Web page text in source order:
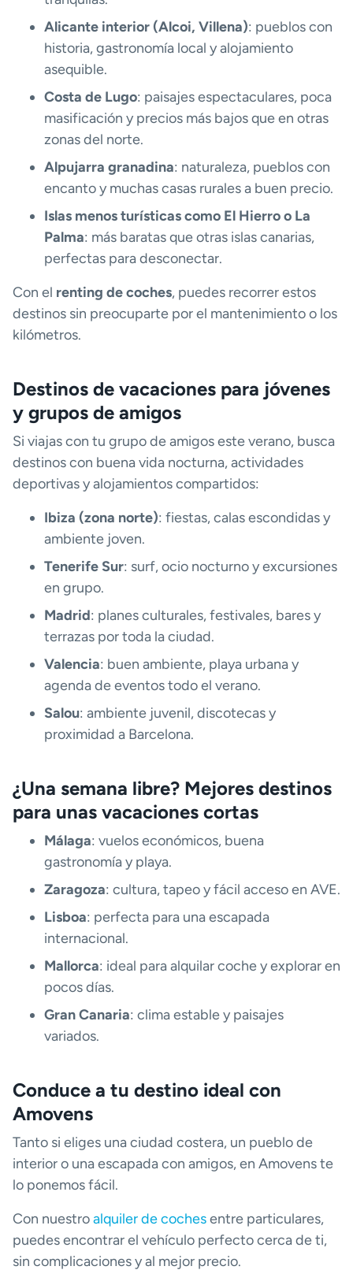
Alicante interior (Alcoi, Villena): pueblos con
historia, gastronomía local y alojamiento
asequible.
Costa de Lugo: paisajes espectaculares, poca
masificación y precios más bajos que en otras
zonas del norte.
Alpujarra granadina: naturaleza, pueblos con
encanto y muchas casas rurales a buen precio.
Islas menos turísticas como El Hierro o La
Palma: más baratas que otras islas canarias,
perfectas para desconectar.
Con el renting de coches, puedes recorrer estos
destinos sin preocuparte por el mantenimiento o los
kilómetros.
Destinos de vacaciones para jóvenes
y grupos de amigos
Si viajas con tu grupo de amigos este verano, busca
destinos con buena vida nocturna, actividades
deportivas y alojamientos compartidos:
Ibiza (zona norte): fiestas, calas escondidas y
ambiente joven.
Tenerife Sur: surf, ocio nocturno y excursiones
en grupo.
Madrid: planes culturales, festivales, bares y
terrazas por toda la ciudad.
Valencia: buen ambiente, playa urbana y
agenda de eventos todo el verano.
Salou: ambiente juvenil, discotecas y
proximidad a Barcelona.
¿Una semana libre? Mejores destinos
para unas vacaciones cortas
Málaga: vuelos económicos, buena
gastronomía y playa.
Zaragoza: cultura, tapeo y fácil acceso en AVE.
Lisboa: perfecta para una escapada
internacional.
Mallorca: ideal para alquilar coche y explorar en
pocos días.
Gran Canaria: clima estable y paisajes
variados.
Conduce a tu destino ideal con
Amovens
Tanto si eliges una ciudad costera, un pueblo de
interior o una escapada con amigos, en Amovens te
lo ponemos fácil.
Con nuestroalquiler de cochesentre particulares,
puedes encontrar el vehículo perfecto cerca de ti,
sin complicaciones y al mejor precio.